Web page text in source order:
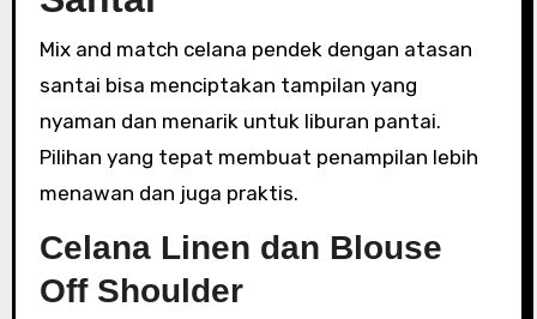
Mix and match celana pendek dengan atasan
santai bisa menciptakan tampilan yang
nyaman dan menarik untuk liburan pantai.
Pilihan yang tepat membuat penampilan lebih
menawan dan juga praktis.
Celana Linen dan Blouse
Off Shoulder